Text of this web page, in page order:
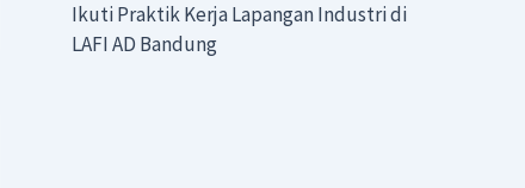
Ikuti Praktik Kerja Lapangan Industri di
LAFI AD Bandung